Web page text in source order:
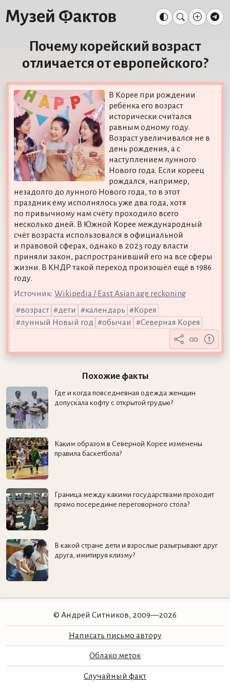
Почему корейский возраст
отличается от европейского?
В Корее при рождении
ребёнка его возраст
исторически считался
равным одному году.
Возраст увеличивался не в
день рождения, а с
наступлением лунного
Нового года. Если кореец
рождался, например,
незадолго до лунного Нового года, то в этот
праздник ему исполнялось уже два года, хотя
по привычному нам счёту проходило всего
несколько дней. В Южной Корее международный
счёт возраста использовался в официальной
и правовой сферах, однако в 2023 году власти
приняли закон, распространивший его на все сферы
жизни. В КНДР такой переход произошёл ещё в 1986
году.
Источник: Wikipedia / East Asian age reckoning
возраст
дети календарь
Корея
лунный Новый год
обычаи Северная Корея
Похожие факты
Где и когда повседневная одежда женщин
допускала кофту с открытой грудью?
Каким образом в Северной Корее изменены
правила баскетбола?
Граница между какими государствами проходит
прямо посередине переговорного стола?
В какой стране дети и взрослые разыгрывают друг
друга, имитируя клизму?
© Андрей Ситников, 2009—2026
Написать письмо автору
Облако меток
Случайный факт